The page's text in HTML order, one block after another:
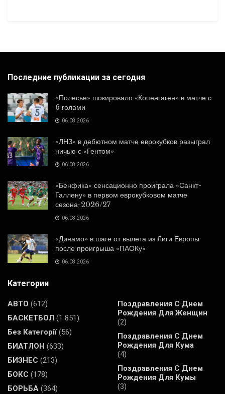
Последние публикации за сегодня
«Полесье» шокировало «Копенгаген» в матче с
6 голами
06.08.2026
«ЛНЗ» в дебютном матче еврокубков разыграл
ничью с «Гентом»
06.08.2026
«Бенфика» сенсационно проиграла «Санкт-
Галлену» в первом еврокубковом матче
сезона-2026/27
06.08.2026
«Динамо» в шаге от вылета из Лиги Европы
после проигрыша «ПАОКу»
06.08.2026
Категории
АВТО (612)
БАСКЕТБОЛ (1 851)
Без Категорії(56)
БИАТЛОН (633)
БИЗНЕС (213)
БОКС (178)
БОРЬБА (364)
Поздравления С Днем
Рождения Для Женщин
(2)
Поздравления С Днем
Рождения Для Кума
(4)
Поздравления С Днем
Рождения Для Кумы
(3)